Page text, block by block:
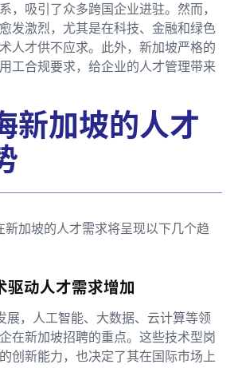
，吸引了众多跨国企业进驻。然而，
发激烈，尤其是在科技、金融和绿色
人才供不应求。此外，新加坡严格的
工合规要求，给企业的人才管理带来
新加坡的人才
加坡的人才需求将呈现以下几个趋
驱动人才需求增加
展，人工智能、大数据、云计算等领
在新加坡招聘的重点。这些技术型岗
创新能力，也决定了其在国际市场上